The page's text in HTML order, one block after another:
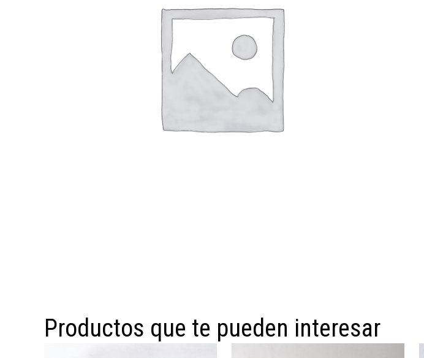
Productos que te pueden interesar